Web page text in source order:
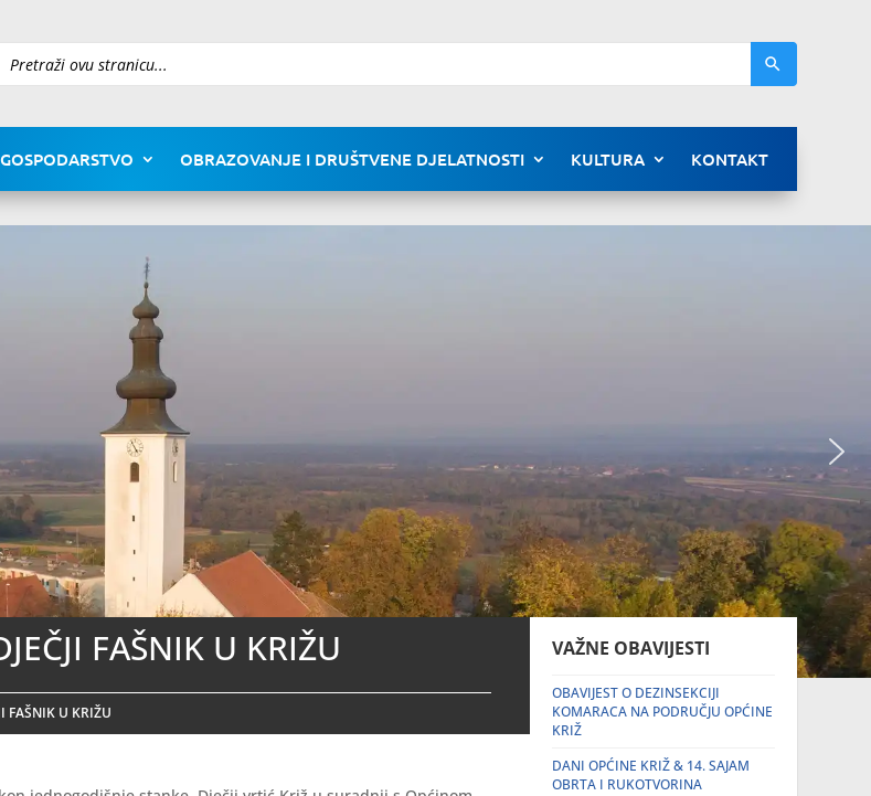
GOSPODARSTVO OBRAZOVANJE I DRUŠTVENE DJELATNOSTI KULTURA KONTAKT
FAŠNIK U KRIŽU
FAŠNIK U KRIŽU
VAŽNE OBAVIJESTI
OBAVIJEST O DEZINSEKCIJI
KOMARACA NA PODRUČJU OPĆINE
KRIŽ
DANI OPĆINE KRIŽ & 14. SAJAM
OBRTA I RUKOTVORINA